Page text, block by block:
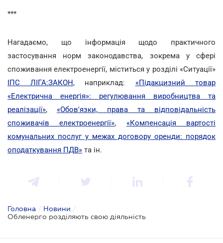
***
Нагадаємо, що інформація щодо практичного
застосування норм законодавства, зокрема у сфері
споживання електроенергії, міститься у розділі «Ситуації»
ІПС ЛІГА:ЗАКОН, наприклад: «Підакцизний товар
«Електрична енергія»: регулювання виробництва та
реалізації», «Обов'язки, права та відповідальність
споживачів електроенергії», «Компенсація вартості
комунальних послуг у межах договору оренди: порядок
оподаткування ПДВ» та ін.
Головна / Новини /
Обленерго розділяють свою діяльність